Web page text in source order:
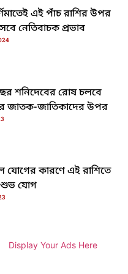
এই পাঁচ রাশির উপর
নেতিবাচক প্রভাব
শনিদেবের রোষ চলবে
জাতক-জাতিকাদের উপর
যোগের কারণে এই রাশিতে
যোগ
Display Your Ads Here